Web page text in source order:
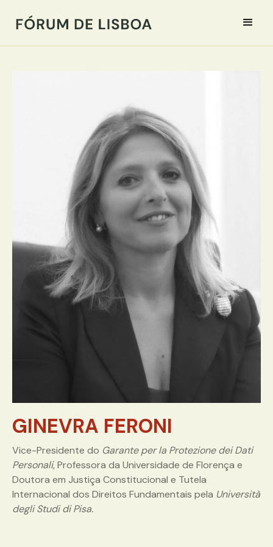
GINEVRA FERONI
Vice-Presidente do Garante per la Protezione dei Dati
Personali, Professora da Universidade de Florença e
Doutora em Justiça Constitucional e Tutela
Internacional dos Direitos Fundamentais pela Università
degli Studi di Pisa.